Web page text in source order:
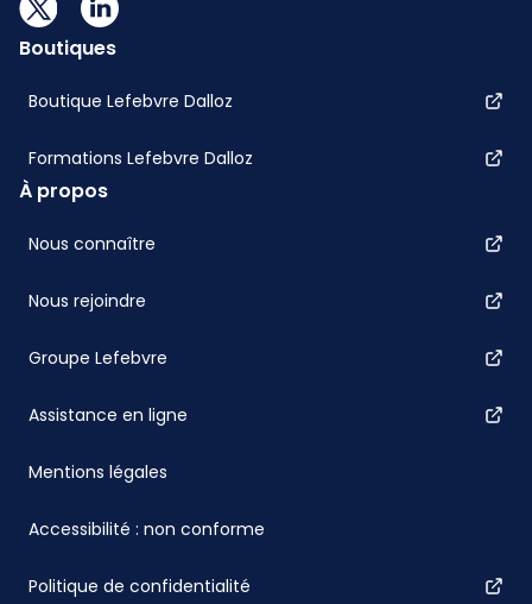
Boutiques
Boutique Lefebvre Dalloz
Formations Lefebvre Dalloz
À propos
Nous connaître
Nous rejoindre
Groupe Lefebvre
Assistance en ligne
Mentions légales
Accessibilité : non conforme
Politique de confidentialité